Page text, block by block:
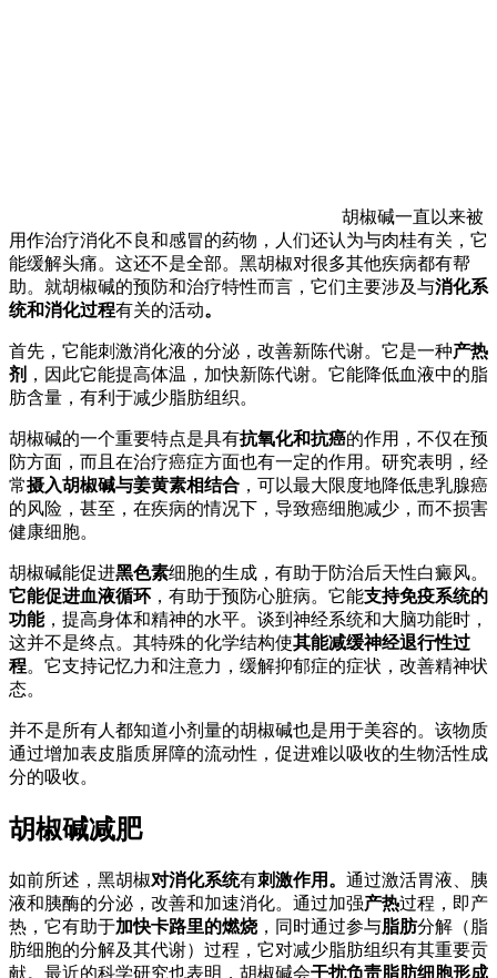
胡椒碱一直以来被
用作治疗消化不良和感冒的药物，人们还认为与肉桂有关，它
能缓解头痛。这还不是全部。黑胡椒对很多其他疾病都有帮
助。就胡椒碱的预防和治疗特性而言，它们主要涉及与消化系
统和消化过程有关的活动。
首先，它能刺激消化液的分泌，改善新陈代谢。它是一种产热
剂 ，因此它能提高体温，加快新陈代谢。它能降低血液中的脂
肪含量，有利于减少脂肪组织。
胡椒碱的一个重要特点是具有抗氧化和抗癌的作用，不仅在预
防方面，而且在治疗癌症方面也有一定的作用。研究表明，经
常摄入胡椒碱与姜黄素相结合 ，可以最大限度地降低患乳腺癌
的风险，甚至，在疾病的情况下，导致癌细胞减少，而不损害
健康细胞。
胡椒碱能促进黑色素细胞的生成，有助于防治后天性白癜风。
它能促进血液循环 ，有助于预防心脏病。它能支持免疫系统的
功能，提高身体和精神的水平。谈到神经系统和大脑功能时，
这并不是终点。其特殊的化学结构使其能减缓神经退行性过
程。它支持记忆力和注意力，缓解抑郁症的症状，改善精神状
态。
并不是所有人都知道小剂量的胡椒碱也是用于美容的。该物质
通过增加表皮脂质屏障的流动性，促进难以吸收的生物活性成
分的吸收。
胡椒碱减肥
如前所述，黑胡椒对消化系统有刺激作用。 通过激活胃液、胰
液和胰酶的分泌，改善和加速消化。通过加强产热过程，即产
热，它有助于加快卡路里的燃烧 ，同时通过参与脂肪分解（脂
肪细胞的分解及其代谢）过程，它对减少脂肪组织有其重要贡
献。最近的科学研究也表明，胡椒碱会干扰负责脂肪细胞形成